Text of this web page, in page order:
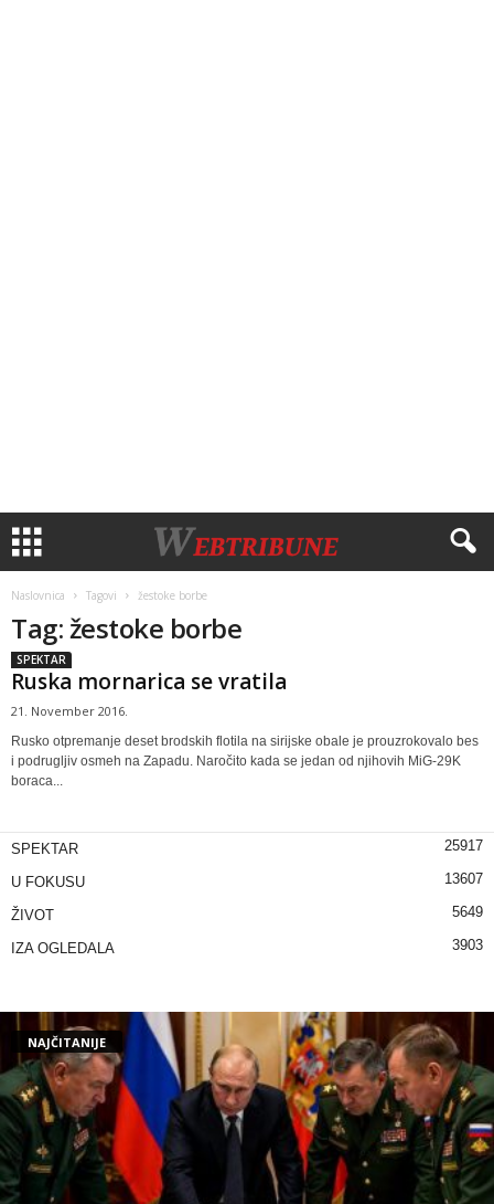
Naslovnica Tagovi žestoke borbe
Tag: žestoke borbe
SPEKTAR
Ruska mornarica se vratila
21. November 2016.
Rusko otpremanje deset brodskih flotila na sirijske obale je prouzrokovalo bes
i podrugljiv osmeh na Zapadu. Naročito kada se jedan od njihovih MiG-29K
boraca...
SPEKTAR 25917
U FOKUSU 13607
ŽIVOT 5649
IZA OGLEDALA 3903
NAJČITANIJE